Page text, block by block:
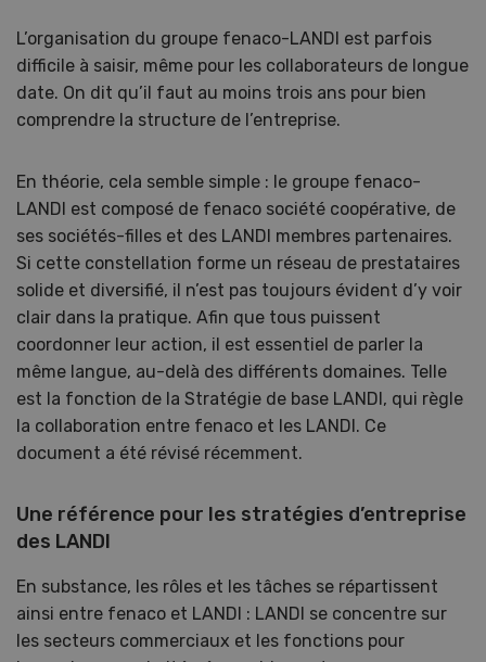
L’organisation du groupe fenaco-LANDI est parfois
difficile à saisir, même pour les collaborateurs de longue
date. On dit qu’il faut au moins trois ans pour bien
comprendre la structure de l’entreprise.
En théorie, cela semble simple : le groupe fenaco-
LANDI est composé de fenaco société coopérative, de
ses sociétés-filles et des LANDI membres partenaires.
Si cette constellation forme un réseau de prestataires
solide et diversifié, il n’est pas toujours évident d’y voir
clair dans la pratique. Afin que tous puissent
coordonner leur action, il est essentiel de parler la
même langue, au-delà des différents domaines. Telle
est la fonction de la Stratégie de base LANDI, qui règle
la collaboration entre fenaco et les LANDI. Ce
document a été révisé récemment.
Une référence pour les stratégies d’entreprise
des LANDI
En substance, les rôles et les tâches se répartissent
ainsi entre fenaco et LANDI : LANDI se concentre sur
les secteurs commerciaux et les fonctions pour